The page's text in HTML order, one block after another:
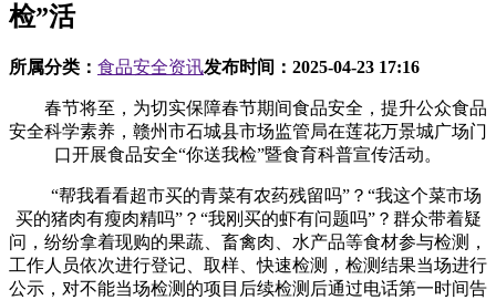
检”活
所属分类： 食品安全资讯发布时间： 2025-04-23 17:16
春节将至，为切实保障春节期间食品安全，提升公众食品
安全科学素养，赣州市石城县市场监管局在莲花万景城广场门
口开展食品安全“你送我检”暨食育科普宣传活动。
“帮我看看超市买的青菜有农药残留吗”？“我这个菜市场
买的猪肉有瘦肉精吗”？“我刚买的虾有问题吗”？群众带着疑
问，纷纷拿着现购的果蔬、畜禽肉、水产品等食材参与检测，
工作人员依次进行登记、取样、快速检测，检测结果当场进行
公示，对不能当场检测的项目后续检测后通过电话第一时间告